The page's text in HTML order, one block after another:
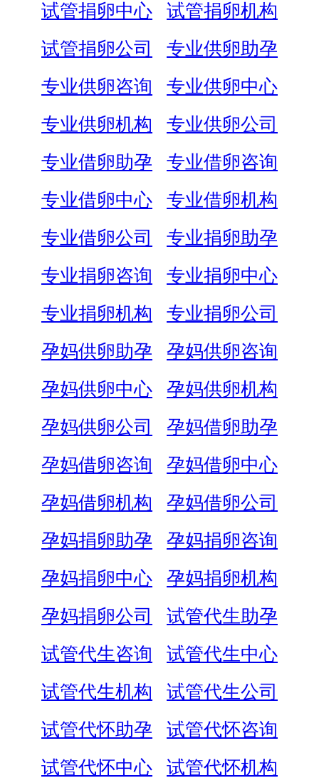
试管捐卵中心
试管捐卵机构
试管捐卵公司
专业供卵助孕
专业供卵咨询
专业供卵中心
专业供卵机构
专业供卵公司
专业借卵助孕
专业借卵咨询
专业借卵中心
专业借卵机构
专业借卵公司
专业捐卵助孕
专业捐卵咨询
专业捐卵中心
专业捐卵机构
专业捐卵公司
孕妈供卵助孕
孕妈供卵咨询
孕妈供卵中心
孕妈供卵机构
孕妈供卵公司
孕妈借卵助孕
孕妈借卵咨询
孕妈借卵中心
孕妈借卵机构
孕妈借卵公司
孕妈捐卵助孕
孕妈捐卵咨询
孕妈捐卵中心
孕妈捐卵机构
孕妈捐卵公司
试管代生助孕
试管代生咨询
试管代生中心
试管代生机构
试管代生公司
试管代怀助孕
试管代怀咨询
试管代怀中心
试管代怀机构